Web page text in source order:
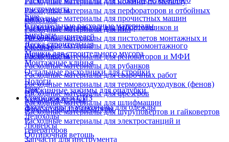
Расходные материалы для перфораторов и отбойных
молотков
Расходные материалы для пил
Расходные материалы для пистолетов монтажных и
клеевых
Расходные материалы для реноваторов и МФИ
Расходные материалы для рубанков
Расходные материалы для сварочных работ
Расходные материалы для термовоздуходувок (фенов)
Расходные материалы для фрезеров
Расходные материалы для шлифмашин
Расходные материалы для шуруповертов и гайковертов
Расходные материалы для электростанций и
генераторов
Запчасти для инструмента
инструмента
Расходные материалы для прочистных машин
Расходные материалы для отбортовщиков и
труборасширителей
Расходные материалы для электромонтажного
инструмента
Еще
Строительные расходные материалы
Биг-Бэги
Леска строительная
Мешки для строительного мусора
Монтажные клинья
Остальные расходники для стройки
Пологи
Пружинные зажимы для опалубки
Укрывная пленка
Фиксаторы для арматуры
Еще
Спецодежда и СИЗ
Аксессуары и материалы для одежды
Ледоходы
Люверсы
Обтирочная ветошь